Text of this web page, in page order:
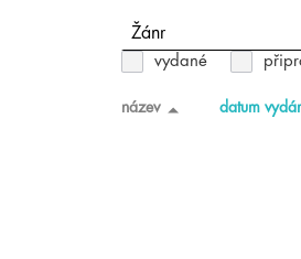
Žánr
vydané
název datum